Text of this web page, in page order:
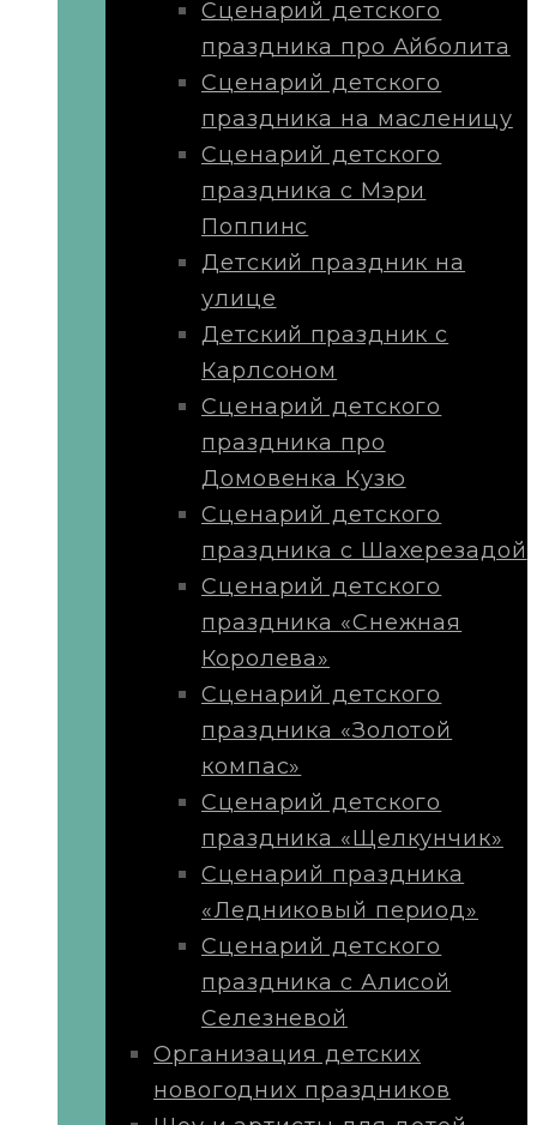
Сценарий детского
праздника про Айболита
Сценарий детского
праздника на масленицу
Сценарий детского
праздника с Мэри
Поппинс
Детский праздник на
улице
Детский праздник с
Карлсоном
Сценарий детского
праздника про
Домовенка Кузю
Сценарий детского
праздника с Шахерезадой
Сценарий детского
праздника «Снежная
Королева»
Сценарий детского
праздника «Золотой
компас»
Сценарий детского
праздника «Щелкунчик»
Сценарий праздника
«Ледниковый период»
Сценарий детского
праздника с Алисой
Селезневой
Организация детских
новогодних праздников